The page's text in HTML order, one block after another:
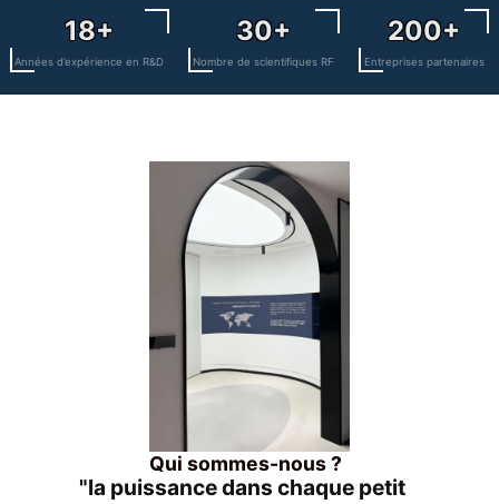
18+
Années d’expérience en R&D
30+
Nombre de scientifiques RF
200+
Entreprises partenaires
Qui sommes-nous ?
"la puissance dans chaque petit